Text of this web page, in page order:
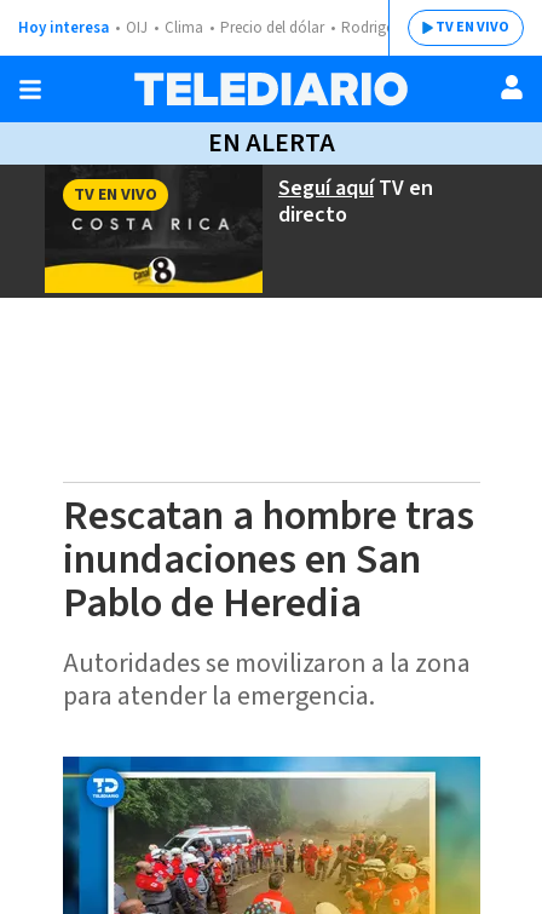
Hoy interesa OIJ Clima Precio del dólar Rodrigo ChavesTV EN VIVO
EN ALERTA
Seguí aquíTV en
directo
TV EN VIVO
Rescatan a hombre tras
inundaciones en San
Pablo de Heredia
Autoridades se movilizaron a la zona
para atender la emergencia.